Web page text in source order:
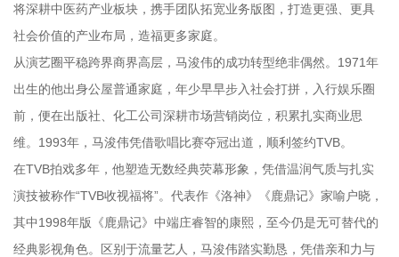
将深耕中医药产业板块，携手团队拓宽业务版图，打造更强、更具
社会价值的产业布局，造福更多家庭。
从演艺圈平稳跨界商界高层，马浚伟的成功转型绝非偶然。1971年
出生的他出身公屋普通家庭，年少早早步入社会打拼，入行娱乐圈
前，便在出版社、化工公司深耕市场营销岗位，积累扎实商业思
维。1993年，马浚伟凭借歌唱比赛夺冠出道，顺利签约TVB。
在TVB拍戏多年，他塑造无数经典荧幕形象，凭借温润气质与扎实
演技被称作“TVB收视福将”。代表作《洛神》《鹿鼎记》家喻户晓，
其中1998年版《鹿鼎记》中端庄睿智的康熙，至今仍是无可替代的
经典影视角色。区别于流量艺人，马浚伟踏实勤恳，凭借亲和力与